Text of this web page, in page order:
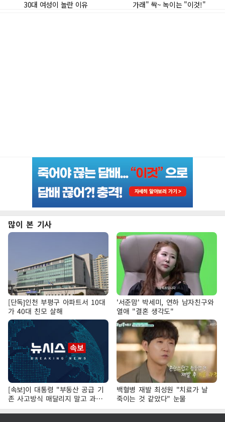
많이 본 기사
[단독]인천 부평구 아파트서 10대
가 40대 친모 살해
'서준맘' 박세미, 연하 남자친구와
열애 "결혼 생각도"
[속보]이 대통령 "부동산 공급 기
존 사고방식 매달리지 말고 과감
히 실천"
백혈병 재발 최성원 "치료가 날
죽이는 것 같았다" 눈물